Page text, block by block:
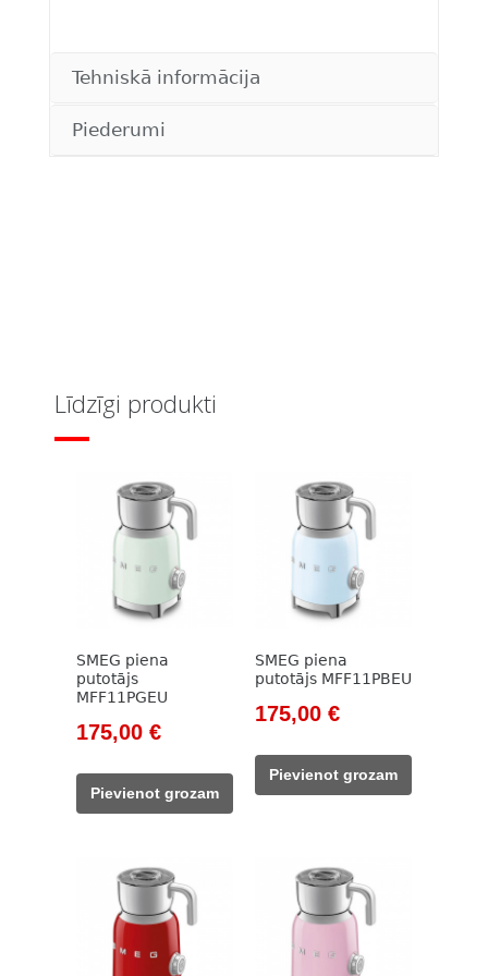
Tehniskā informācija
Piederumi
Līdzīgi produkti
SMEG piena
putotājs
MFF11PGEU
Original
was:
212,00 €.
175,00 €Current
175,00 €.
Pievienot grozam
SMEG piena
putotājs MFF11PBEU
Original
was:
212,00 €.
175,00 €Current
175,00 €.
Pievienot grozam